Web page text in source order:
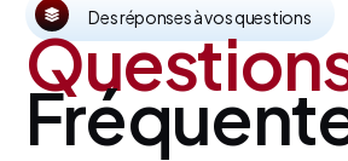
Des réponses à vos questions